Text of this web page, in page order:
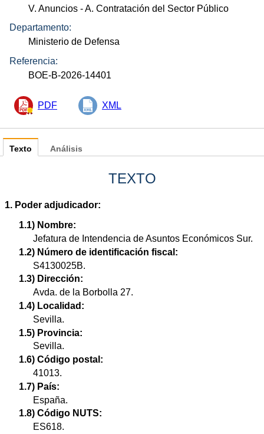
V. Anuncios - A. Contratación del Sector Público
Departamento:
Ministerio de Defensa
Referencia:
BOE-B-2026-14401
PDF XML
Texto
TEXTO
1. Poder adjudicador:
1.1) Nombre:
Jefatura de Intendencia de Asuntos Económicos Sur.
1.2) Número de identificación fiscal:
S4130025B.
1.3) Dirección:
Avda. de la Borbolla 27.
1.4) Localidad:
Sevilla.
1.5) Provincia:
Sevilla.
1.6) Código postal:
41013.
1.7) País:
España.
1.8) Código NUTS:
ES618.
Análisis